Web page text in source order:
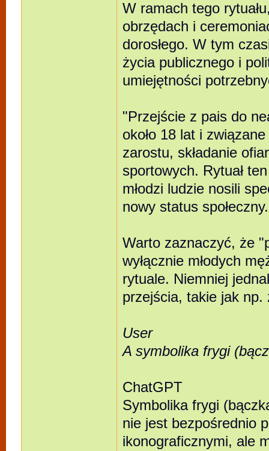
W ramach tego
obrzędach i
dorosłego. W tym
życia publicznego i
umiejętności
"Przejście z pais do
około 18 lat i
zarostu, składanie
sportowych. Rytuał
młodzi ludzie nosili
nowy status społeczny.
Warto zaznaczyć, że
wyłącznie młodych
rytuale. Niemniej
przejścia, takie jak
User
A symbolika frygi
ChatGPT
Symbolika frygi
nie jest bezpośrednio
ikonograficznymi, ale